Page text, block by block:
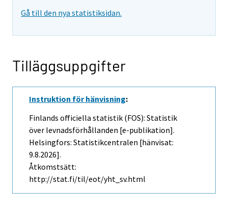
Gå till den nya statistiksidan.
Tilläggsuppgifter
Instruktion för hänvisning:
Finlands officiella statistik (FOS): Statistik
över levnadsförhållanden [e-publikation].
Helsingfors: Statistikcentralen [hänvisat:
9.8.2026].
Åtkomstsätt:
http://stat.fi/til/eot/yht_sv.html